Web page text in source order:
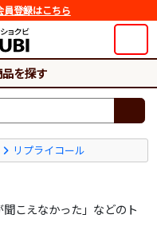
員登録はこちら
を探す
リプライコール
こえなかった」などのト